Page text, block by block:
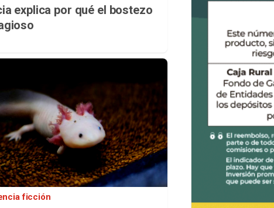
explica por qué el bostezo
ficción